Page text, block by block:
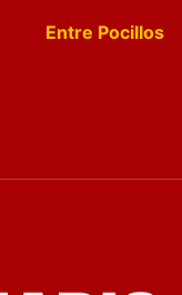
Entre Pocillos